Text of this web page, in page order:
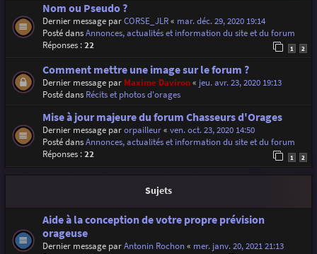
r
Nom ou Pseudo ?
Dernier message parCORSE_JLR« mar. déc. 29, 2020 19:14
Posté dansAnnonces, actualités et information du site et du forum
Réponses :22 1 2
Comment mettre une image sur le forum ?
Dernier message par Maxime Daviron« jeu. avr. 23, 2020 19:13
Posté dans Récits et photos d'orages
Mise à jour majeure du forum Chasseurs d'Orages
Dernier message parorpailleur« ven. oct. 23, 2020 14:50
Posté dansAnnonces, actualités et information du site et du forum
Réponses :22 1 2
Sujets
Aide à la conception de votre propre prévision
orageuse
Dernier message parAntonin Rochon« mer. janv. 20, 2021 21:13